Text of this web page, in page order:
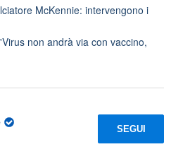
McKennie: intervengono i
non andrà via con vaccino,
SEGUI